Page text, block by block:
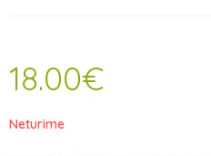
18.00€
Neturime